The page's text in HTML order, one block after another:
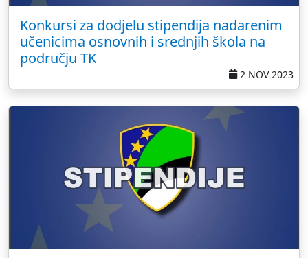
Konkursi za dodjelu stipendija nadarenim
učenicima osnovnih i srednjih škola na
području TK
2 NOV 2023